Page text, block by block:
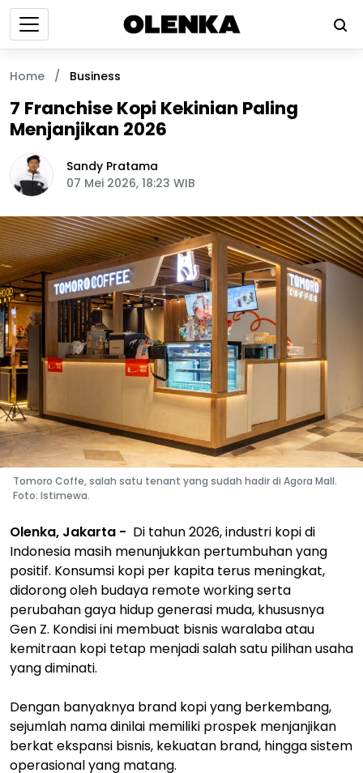
Home / Business
7 Franchise Kopi Kekinian Paling
Menjanjikan 2026
Sandy Pratama
07 Mei 2026, 18:23 WIB
Tomoro Coffe, salah satu tenant yang sudah hadir di Agora Mall.
Foto: Istimewa.
Olenka, Jakarta - Di tahun 2026, industri kopi di
Indonesia masih menunjukkan pertumbuhan yang
positif. Konsumsi kopi per kapita terus meningkat,
didorong oleh budaya remote working serta
perubahan gaya hidup generasi muda, khususnya
Gen Z. Kondisi ini membuat bisnis waralaba atau
kemitraan kopi tetap menjadi salah satu pilihan usaha
yang diminati.
Dengan banyaknya brand kopi yang berkembang,
sejumlah nama dinilai memiliki prospek menjanjikan
berkat ekspansi bisnis, kekuatan brand, hingga sistem
operasional yang matang.